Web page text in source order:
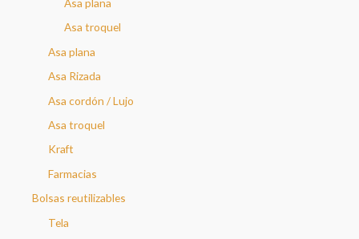
Asa plana
Asa troquel
Asa plana
Asa Rizada
Asa cordón / Lujo
Asa troquel
Kraft
Farmacias
Bolsas reutilizables
Tela